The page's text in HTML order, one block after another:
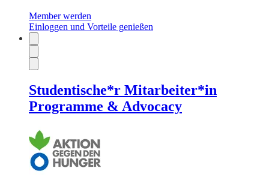
Member werden
Einloggen und Vorteile genießen
Studentische*r Mitarbeiter*in
Programme & Advocacy